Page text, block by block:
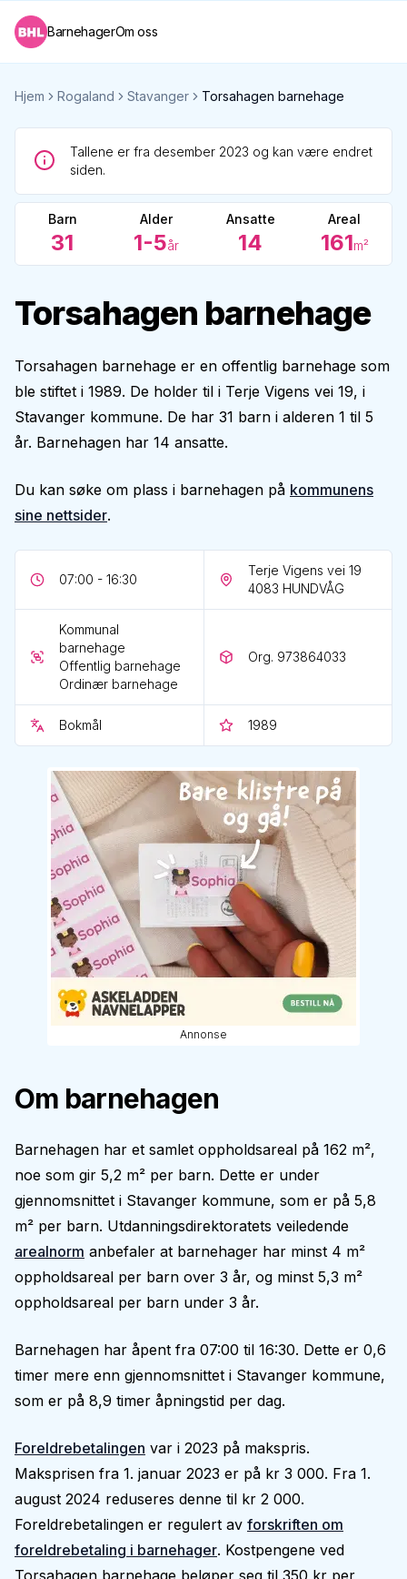
BarnehagerOm oss
Hjem Rogaland Stavanger Torsahagen barnehage
Tallene er fra desember 2023 og kan være endret
siden.
Barn
31
Alder
1-5år
Ansatte
14
Areal
161m²
Torsahagen barnehage
Torsahagen barnehage er en offentlig barnehage som
ble stiftet i 1989. De holder til i Terje Vigens vei 19, i
Stavanger kommune. De har 31 barn i alderen 1 til 5
år. Barnehagen har 14 ansatte.
Du kan søke om plass i barnehagen på kommunens
sine nettsider.
07:00 - 16:30
Terje Vigens vei 19
4083 HUNDVÅG
Kommunal
barnehage
Offentlig barnehage
Ordinær barnehage
Org. 973864033
Bokmål 1989
Annonse
Om barnehagen
Barnehagen har et samlet oppholdsareal på 162 m²,
noe som gir 5,2 m² per barn. Dette er under
gjennomsnittet i Stavanger kommune, som er på 5,8
m² per barn. Utdanningsdirektoratets veiledende
arealnorm anbefaler at barnehager har minst 4 m²
oppholdsareal per barn over 3 år, og minst 5,3 m²
oppholdsareal per barn under 3 år.
Barnehagen har åpent fra 07:00 til 16:30. Dette er 0,6
timer mere enn gjennomsnittet i Stavanger kommune,
som er på 8,9 timer åpningstid per dag.
Foreldrebetalingen var i 2023 på makspris.
Maksprisen fra 1. januar 2023 er på kr 3 000. Fra 1.
august 2024 reduseres denne til kr 2 000.
Foreldrebetalingen er regulert av forskriften om
foreldrebetaling i barnehager. Kostpengene ved
Torsahagen barnehage beløper seg til 350 kr per